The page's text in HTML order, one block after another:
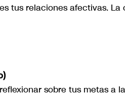
tus relaciones afectivas.
sobre tus metas a